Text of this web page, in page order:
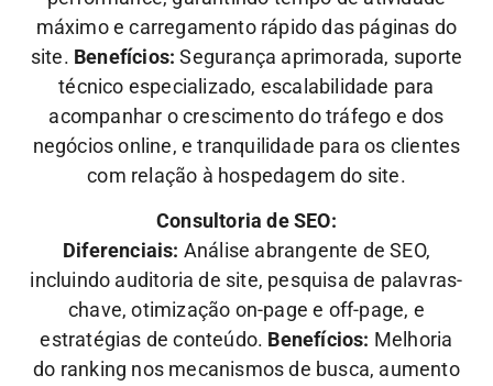
máximo e carregamento rápido das páginas do
site. Benefícios: Segurança aprimorada, suporte
técnico especializado, escalabilidade para
acompanhar o crescimento do tráfego e dos
negócios online, e tranquilidade para os clientes
com relação à hospedagem do site.
Consultoria de SEO:
Diferenciais: Análise abrangente de SEO,
incluindo auditoria de site, pesquisa de palavras-
chave, otimização on-page e off-page, e
estratégias de conteúdo. Benefícios: Melhoria
do ranking nos mecanismos de busca, aumento